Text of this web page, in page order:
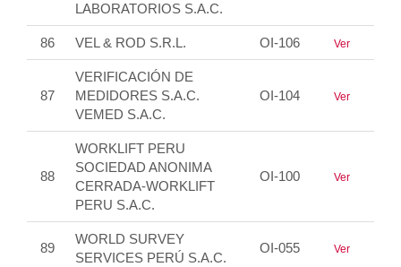
LABORATORIOS S.A.C.
86 VEL & ROD S.R.L. OI-106 Ver
87
VERIFICACIÓN DE
MEDIDORES S.A.C.
VEMED S.A.C.
OI-104 Ver
88
WORKLIFT PERU
SOCIEDAD ANONIMA
CERRADA-WORKLIFT
PERU S.A.C.
OI-100 Ver
89
WORLD SURVEY
SERVICES PERÚ S.A.C.
OI-055 Ver